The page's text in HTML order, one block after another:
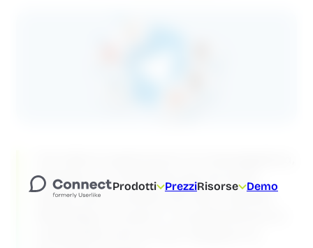
Prodotti PrezziRisorse Demo
Telegram si è dedicata già da tanto
tempo alla sicurezza dei dati. Quando